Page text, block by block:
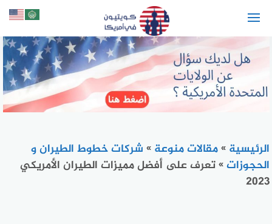
الرئيسية »مقالات منوعة » شركات خطوط الطيران و
الحجوزات»تعرف على أفضل مميزات الطيران الأمريكي
2023